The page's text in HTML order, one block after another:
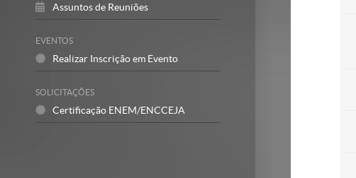
Assuntos de Reuniões
EVENTOS
Realizar Inscrição em Evento
SOLICITAÇÕES
Certificação ENEM/ENCCEJA